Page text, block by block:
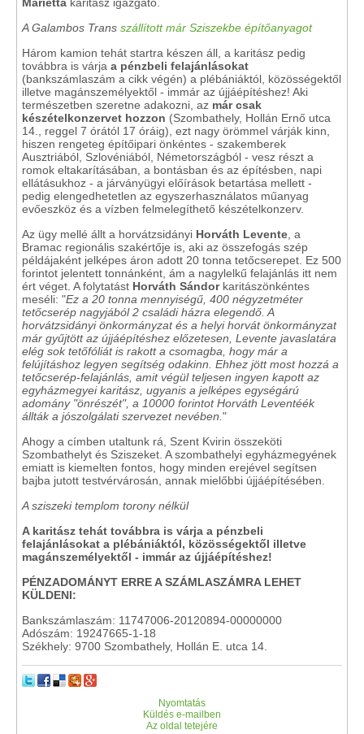
A Galambos Trans szállított már Sziszekbe építőanyagot
Három kamion tehát startra készen áll, a karitász pedig
továbbra is várja a pénzbeli felajánlásokat
(bankszámlaszám a cikk végén) a plébániáktól, közösségektől
illetve magánszemélyektől - immár az újjáépítéshez! Aki
természetben szeretne adakozni, az már csak
készételkonzervet hozzon (Szombathely, Hollán Ernő utca
14., reggel 7 órától 17 óráig), ezt nagy örömmel várják kinn,
hiszen rengeteg építőipari önkéntes - szakemberek
Ausztriából, Szlovéniából, Németországból - vesz részt a
romok eltakarításában, a bontásban és az építésben, napi
ellátásukhoz - a járványügyi előírások betartása mellett -
pedig elengedhetetlen az egyszerhasználatos műanyag
evőeszköz és a vízben felmelegíthető készételkonzerv.
Az ügy mellé állt a horvátzsidányi Horváth Levente , a
Bramac regionális szakértője is, aki az összefogás szép
példájaként jelképes áron adott 20 tonna tetőcserepet. Ez 500
forintot jelentett tonnánként, ám a nagylelkű felajánlás itt nem
ért véget. A folytatást Horváth Sándorkaritászönkéntes
meséli: "Ez a 20 tonna mennyiségű, 400 négyzetméter
tetőcserép nagyjából 2 családi házra elegendő. A
horvátzsidányi önkormányzat és a helyi horvát önkormányzat
már gyűjtött az újjáépítéshez előzetesen, Levente javaslatára
elég sok tetőfóliát is rakott a csomagba, hogy már a
felújításhoz legyen segítség odakinn. Ehhez jött most hozzá a
tetőcserép-felajánlás, amit végül teljesen ingyen kapott az
egyházmegyei karitász, ugyanis a jelképes egységárú
adomány "önrészét", a 10000 forintot Horváth Leventéék
állták a jószolgálati szervezet nevében. "
Ahogy a címben utaltunk rá, Szent Kvirin összeköti
Szombathelyt és Sziszeket. A szombathelyi egyházmegyének
emiatt is kiemelten fontos, hogy minden erejével segítsen
bajba jutott testvérvárosán, annak mielőbbi újjáépítésében.
A sziszeki templom torony nélkül
A karitász tehát továbbra is várja a pénzbeli
felajánlásokat a plébániáktól, közösségektől illetve
magánszemélyektől - immár az újjáépítéshez!
PÉNZADOMÁNYT ERRE A SZÁMLASZÁMRA LEHET
KÜLDENI:
Bankszámlaszám: 11747006-20120894-00000000
Adószám: 19247665-1-18
Székhely: 9700 Szombathely, Hollán E. utca 14.
Nyomtatás
Küldés e-mailben
Az oldal tetejére